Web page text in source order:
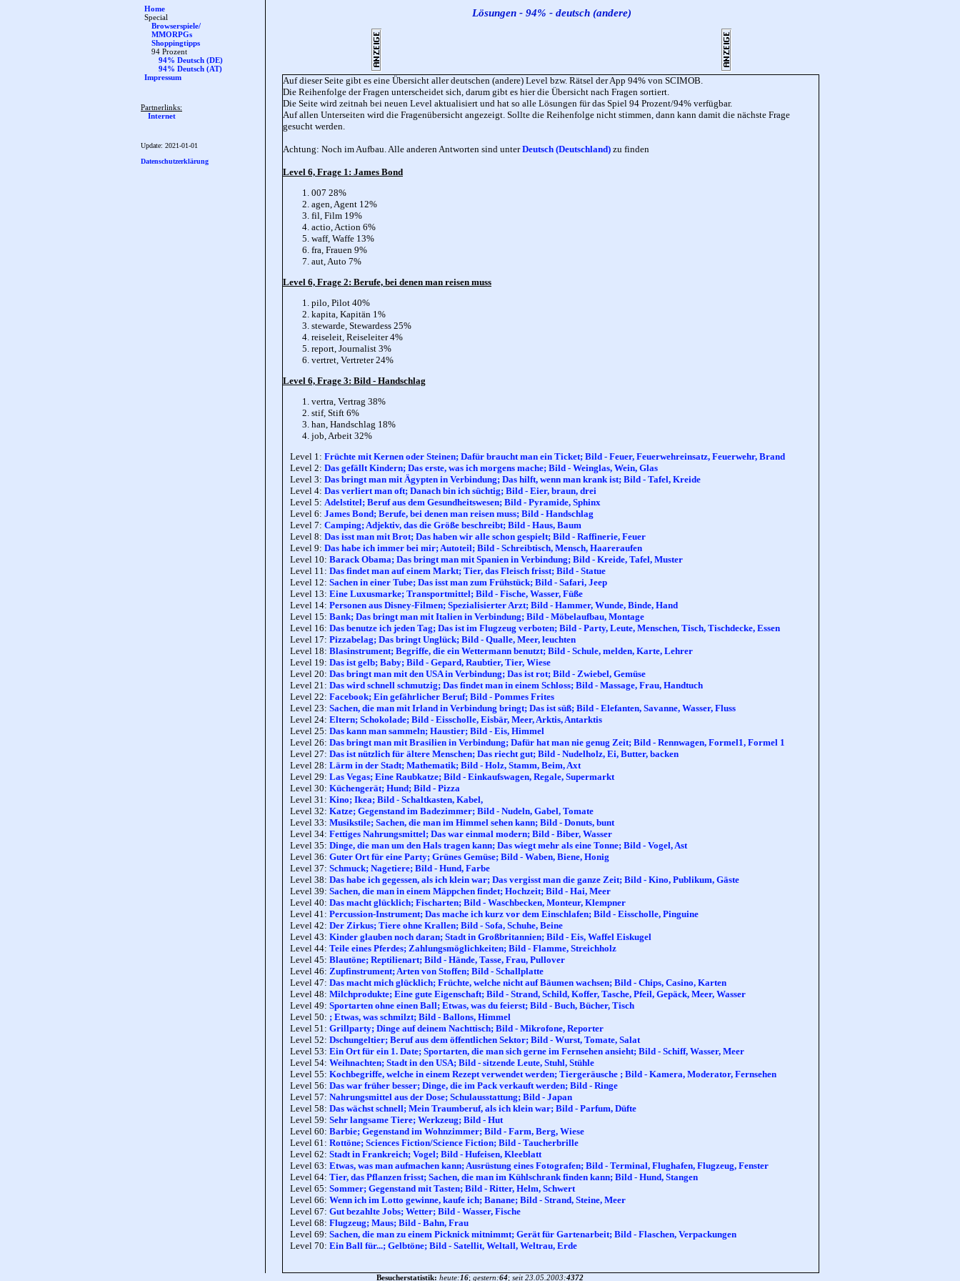
Home
Special
Browserspiele/
MMORPGs
Shoppingtipps
94 Prozent
94% Deutsch (DE)
94% Deutsch (AT)
Impressum
Partnerlinks:
Internet
Update: 2021-01-01
Datenschutzerklärung
Lösungen - 94% - deutsch (andere)
Auf dieser Seite gibt es eine Übersicht aller deutschen (andere) Level bzw. Rätsel der App 94% von SCIMOB.
Die Reihenfolge der Fragen unterscheidet sich, darum gibt es hier die Übersicht nach Fragen sortiert.
Die Seite wird zeitnah bei neuen Level aktualisiert und hat so alle Lösungen für das Spiel 94 Prozent/94% verfügbar.
Auf allen Unterseiten wird die Fragenübersicht angezeigt. Sollte die Reihenfolge nicht stimmen, dann kann damit die nächste Frage
gesucht werden.
Achtung: Noch im Aufbau. Alle anderen Antworten sind unterDeutsch (Deutschland) zu finden
Level 6, Frage 1: James Bond
007 28%
agen, Agent 12%
fil, Film 19%
actio, Action 6%
waff, Waffe 13%
fra, Frauen 9%
aut, Auto 7%
Level 6, Frage 2: Berufe, bei denen man reisen muss
pilo, Pilot 40%
kapita, Kapitän 1%
stewarde, Stewardess 25%
reiseleit, Reiseleiter 4%
report, Journalist 3%
vertret, Vertreter 24%
Level 6, Frage 3: Bild - Handschlag
vertra, Vertrag 38%
stif, Stift 6%
han, Handschlag 18%
job, Arbeit 32%
Level 1: Früchte mit Kernen oder Steinen; Dafür braucht man ein Ticket; Bild - Feuer, Feuerwehreinsatz, Feuerwehr, Brand
Level 2: Das gefällt Kindern; Das erste, was ich morgens mache; Bild - Weinglas, Wein, Glas
Level 3: Das bringt man mit Ägypten in Verbindung; Das hilft, wenn man krank ist; Bild - Tafel, Kreide
Level 4: Das verliert man oft; Danach bin ich süchtig; Bild - Eier, braun, drei
Level 5: Adelstitel; Beruf aus dem Gesundheitswesen; Bild - Pyramide, Sphinx
Level 6: James Bond; Berufe, bei denen man reisen muss; Bild - Handschlag
Level 7: Camping; Adjektiv, das die Größe beschreibt; Bild - Haus, Baum
Level 8: Das isst man mit Brot; Das haben wir alle schon gespielt; Bild - Raffinerie, Feuer
Level 9: Das habe ich immer bei mir; Autoteil; Bild - Schreibtisch, Mensch, Haareraufen
Level 10: Barack Obama; Das bringt man mit Spanien in Verbindung; Bild - Kreide, Tafel, Muster
Level 11: Das findet man auf einem Markt; Tier, das Fleisch frisst; Bild - Statue
Level 12: Sachen in einer Tube; Das isst man zum Frühstück; Bild - Safari, Jeep
Level 13: Eine Luxusmarke; Transportmittel; Bild - Fische, Wasser, Füße
Level 14: Personen aus Disney-Filmen; Spezialisierter Arzt; Bild - Hammer, Wunde, Binde, Hand
Level 15: Bank; Das bringt man mit Italien in Verbindung; Bild - Möbelaufbau, Montage
Level 16: Das benutze ich jeden Tag; Das ist im Flugzeug verboten; Bild - Party, Leute, Menschen, Tisch, Tischdecke, Essen
Level 17: Pizzabelag; Das bringt Unglück; Bild - Qualle, Meer, leuchten
Level 18: Blasinstrument; Begriffe, die ein Wettermann benutzt; Bild - Schule, melden, Karte, Lehrer
Level 19: Das ist gelb; Baby; Bild - Gepard, Raubtier, Tier, Wiese
Level 20: Das bringt man mit den USA in Verbindung; Das ist rot; Bild - Zwiebel, Gemüse
Level 21: Das wird schnell schmutzig; Das findet man in einem Schloss; Bild - Massage, Frau, Handtuch
Level 22: Facebook; Ein gefährlicher Beruf; Bild - Pommes Frites
Level 23: Sachen, die man mit Irland in Verbindung bringt; Das ist süß; Bild - Elefanten, Savanne, Wasser, Fluss
Level 24: Eltern; Schokolade; Bild - Eisscholle, Eisbär, Meer, Arktis, Antarktis
Level 25: Das kann man sammeln; Haustier; Bild - Eis, Himmel
Level 26: Das bringt man mit Brasilien in Verbindung; Dafür hat man nie genug Zeit; Bild - Rennwagen, Formel1, Formel 1
Level 27: Das ist nützlich für ältere Menschen; Das riecht gut; Bild - Nudelholz, Ei, Butter, backen
Level 28: Lärm in der Stadt; Mathematik; Bild - Holz, Stamm, Beim, Axt
Level 29: Las Vegas; Eine Raubkatze; Bild - Einkaufswagen, Regale, Supermarkt
Level 30: Küchengerät; Hund; Bild - Pizza
Level 31: Kino; Ikea; Bild - Schaltkasten, Kabel,
Level 32: Katze; Gegenstand im Badezimmer; Bild - Nudeln, Gabel, Tomate
Level 33: Musikstile; Sachen, die man im Himmel sehen kann; Bild - Donuts, bunt
Level 34: Fettiges Nahrungsmittel; Das war einmal modern; Bild - Biber, Wasser
Level 35: Dinge, die man um den Hals tragen kann; Das wiegt mehr als eine Tonne; Bild - Vogel, Ast
Level 36: Guter Ort für eine Party; Grünes Gemüse; Bild - Waben, Biene, Honig
Level 37: Schmuck; Nagetiere; Bild - Hund, Farbe
Level 38: Das habe ich gegessen, als ich klein war; Das vergisst man die ganze Zeit; Bild - Kino, Publikum, Gäste
Level 39: Sachen, die man in einem Mäppchen findet; Hochzeit; Bild - Hai, Meer
Level 40: Das macht glücklich; Fischarten; Bild - Waschbecken, Monteur, Klempner
Level 41: Percussion-Instrument; Das mache ich kurz vor dem Einschlafen; Bild - Eisscholle, Pinguine
Level 42: Der Zirkus; Tiere ohne Krallen; Bild - Sofa, Schuhe, Beine
Level 43: Kinder glauben noch daran; Stadt in Großbritannien; Bild - Eis, Waffel Eiskugel
Level 44: Teile eines Pferdes; Zahlungsmöglichkeiten; Bild - Flamme, Streichholz
Level 45: Blautöne; Reptilienart; Bild - Hände, Tasse, Frau, Pullover
Level 46: Zupfinstrument; Arten von Stoffen; Bild - Schallplatte
Level 47: Das macht mich glücklich; Früchte, welche nicht auf Bäumen wachsen; Bild - Chips, Casino, Karten
Level 48: Milchprodukte; Eine gute Eigenschaft; Bild - Strand, Schild, Koffer, Tasche, Pfeil, Gepäck, Meer, Wasser
Level 49: Sportarten ohne einen Ball; Etwas, was du feierst; Bild - Buch, Bücher, Tisch
Level 50: ; Etwas, was schmilzt; Bild - Ballons, Himmel
Level 51: Grillparty; Dinge auf deinem Nachttisch; Bild - Mikrofone, Reporter
Level 52: Dschungeltier; Beruf aus dem öffentlichen Sektor; Bild - Wurst, Tomate, Salat
Level 53: Ein Ort für ein 1. Date; Sportarten, die man sich gerne im Fernsehen ansieht; Bild - Schiff, Wasser, Meer
Level 54: Weihnachten; Stadt in den USA; Bild - sitzende Leute, Stuhl, Stühle
Level 55: Kochbegriffe, welche in einem Rezept verwendet werden; Tiergeräusche ; Bild - Kamera, Moderator, Fernsehen
Level 56: Das war früher besser; Dinge, die im Pack verkauft werden; Bild - Ringe
Level 57: Nahrungsmittel aus der Dose; Schulausstattung; Bild - Japan
Level 58: Das wächst schnell; Mein Traumberuf, als ich klein war; Bild - Parfum, Düfte
Level 59: Sehr langsame Tiere; Werkzeug; Bild - Hut
Level 60: Barbie; Gegenstand im Wohnzimmer; Bild - Farm, Berg, Wiese
Level 61: Rottöne; Sciences Fiction/Science Fiction; Bild - Taucherbrille
Level 62: Stadt in Frankreich; Vogel; Bild - Hufeisen, Kleeblatt
Level 63: Etwas, was man aufmachen kann; Ausrüstung eines Fotografen; Bild - Terminal, Flughafen, Flugzeug, Fenster
Level 64: Tier, das Pflanzen frisst; Sachen, die man im Kühlschrank finden kann; Bild - Hund, Stangen
Level 65: Sommer; Gegenstand mit Tasten; Bild - Ritter, Helm, Schwert
Level 66: Wenn ich im Lotto gewinne, kaufe ich; Banane; Bild - Strand, Steine, Meer
Level 67: Gut bezahlte Jobs; Wetter; Bild - Wasser, Fische
Level 68: Flugzeug; Maus; Bild - Bahn, Frau
Level 69: Sachen, die man zu einem Picknick mitnimmt; Gerät für Gartenarbeit; Bild - Flaschen, Verpackungen
Level 70: Ein Ball für...; Gelbtöne; Bild - Satellit, Weltall, Weltrau, Erde
Besucherstatistik: heute:16; gestern:64; seit 23.05.2003:4372